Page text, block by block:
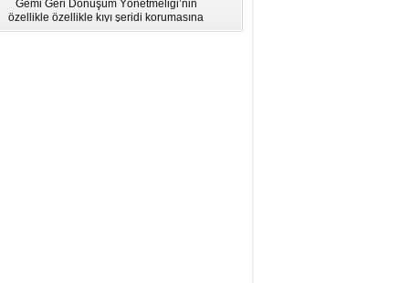
Gemi Geri Dönüşüm Yönetmeliği’nin
özellikle özellikle kıyı şeridi korumasına
ilişkin hükümlere uymadığı için AB